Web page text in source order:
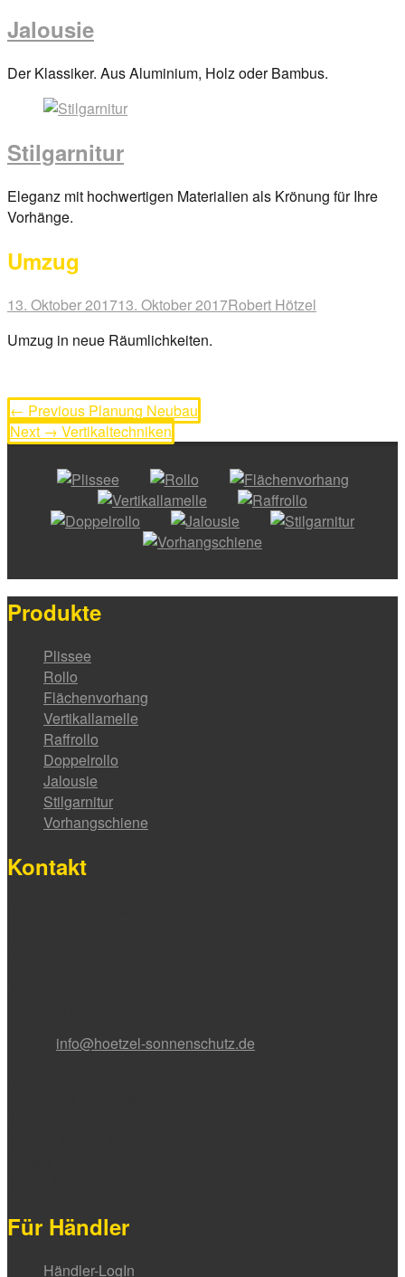
2017By
Jalousie
Posted
2017 By
Der Klassiker. Aus Aluminium, Holz oder Bambus.
Stilgarnitur
Posted
on
März
anova
Eleganz mit hochwertigen Materialien als Krönung für Ihre
Vorhänge.
Umzug
Posted
13. Oktober 201713. Oktober 2017Author
Robert Hötzel
Umzug in neue Räumlichkeiten.
Beitragsnavigation
← Previous Previous
post:
Planung Neubau
Next →Next
post:
Vertikaltechniken
Produkte
Plissee
Rollo
Flächenvorhang
Vertikallamelle
Raffrollo
Doppelrollo
Jalousie
Stilgarnitur
Vorhangschiene
Kontakt
info@hoetzel-sonnenschutz.de
Für Händler
Händler-LogIn